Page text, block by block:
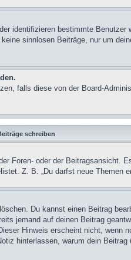
identifizieren bestimmte
sinnlosen Beiträge, nur um
falls diese von der Board-
schreiben
Foren- oder der Beitragsansicht.
Z. B. „Du darfst neue Themen
Du kannst einen Beitrag
jemand auf deinen Beitrag
Hinweis erscheint nicht, wenn
hinterlassen, warum dein